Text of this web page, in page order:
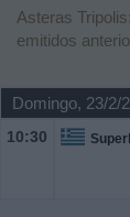
Asteras
emitidos
Domingo, 23/2/
10:30